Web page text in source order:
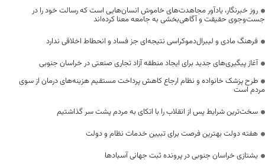
روز خبرنگار، یادآور مجاهدت‌های خاموش انسان‌هایی است که رسالت خود را در
جست‌وجوی حقیقت و آگاهی‌بخشی به جامعه معنا کرده‌اند
فرهنگ مادی و لیبرال‌دموکراسی نتیجه‌ای جز فساد و انحطاط اخلاقی ندارد
آغاز پیگیری‌های جدید برای ایجاد منطقه آزاد تجاری صنعتی در خراسان جنوبی
طرح پزشک خانواده و نظام ارجاع کاهش پرداخت مستقیم هزینه‌های درمان از سوی
مردم است
سخت‌ترین شرایط پس از انقلاب را با اتکای به مردم پشت سر گذاشتیم
هفته دولت بهترین فرصت برای تبیین خدمات نظام و دولت
یشتازی خراسان جنوبی در پرونده ثبت جهانی آسبادها